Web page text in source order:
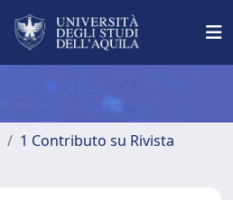
1 Contributo su Rivista